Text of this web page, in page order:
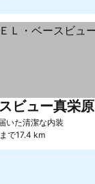
いた清潔な内装
ビュー真栄原
で17.4 km